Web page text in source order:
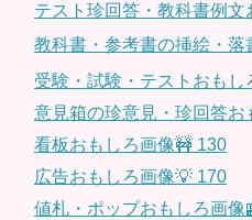
テスト珍回答・教科書例文
教科書・参考書の挿絵・
受験・試験・テストおもし
意見箱の珍意見・珍回答お
看板おもしろ画像🚧 130
広告おもしろ画像💡 170
値札・ポップおもしろ画像